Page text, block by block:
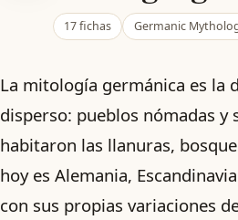
17 fichas Germanic
La mitología germánica es la
disperso: pueblos nómadas y
habitaron las llanuras,
hoy es Alemania,
con sus propias variaciones